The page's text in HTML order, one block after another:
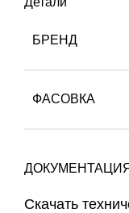
БРЕНД
ФАСОВКА
ДОКУМЕНТАЦИЯ
Скачать